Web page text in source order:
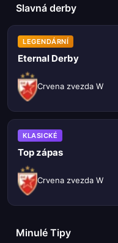
Slavná derby
LEGENDÁRNÍ
Eternal Derby
Crvena zvezda W
KLASICKÉ
Top zápas
Crvena zvezda W
Minulé Tipy